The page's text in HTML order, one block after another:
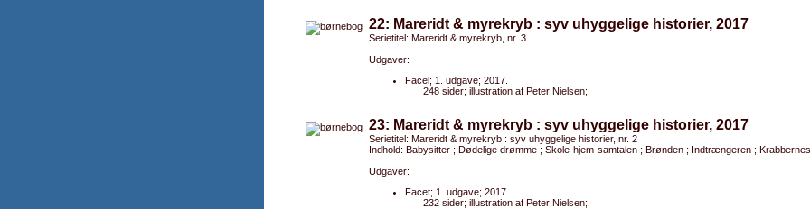
22: Mareridt & myrekryb : syv uhyggelige historier, 2017
Serietitel: Mareridt & myrekryb, nr. 3
Udgaver:
Facel; 1. udgave; 2017.
248 sider; illustration af Peter Nielsen;
23: Mareridt & myrekryb : syv uhyggelige historier, 2017
Serietitel: Mareridt & myrekryb : syv uhyggelige historier, nr. 2
Indhold: Babysitter ; Dødelige drømme ; Skole-hjem-samtalen ; Brønden ; Indtrængeren ;
Udgaver:
Facet; 1. udgave; 2017.
232 sider; illustration af Peter Nielsen;